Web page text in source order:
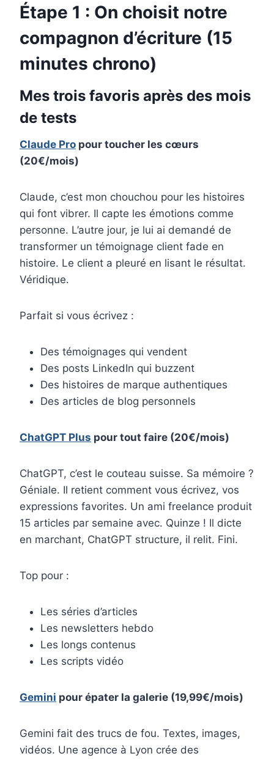
Étape 1 : On choisit notre
compagnon d’écriture (15
minutes chrono)
Mes trois favoris après des mois
de tests
Claude Pro pour toucher les cœurs
(20€/mois)
Claude, c’est mon chouchou pour les histoires
qui font vibrer. Il capte les émotions comme
personne. L’autre jour, je lui ai demandé de
transformer un témoignage client fade en
histoire. Le client a pleuré en lisant le résultat.
Véridique.
Parfait si vous écrivez :
Des témoignages qui vendent
Des posts LinkedIn qui buzzent
Des histoires de marque authentiques
Des articles de blog personnels
ChatGPT Plus pour tout faire (20€/mois)
ChatGPT, c’est le couteau suisse. Sa mémoire ?
Géniale. Il retient comment vous écrivez, vos
expressions favorites. Un ami freelance produit
15 articles par semaine avec. Quinze ! Il dicte
en marchant, ChatGPT structure, il relit. Fini.
Top pour :
Les séries d’articles
Les newsletters hebdo
Les longs contenus
Les scripts vidéo
Gemini pour épater la galerie (19,99€/mois)
Gemini fait des trucs de fou. Textes, images,
vidéos. Une agence à Lyon crée des